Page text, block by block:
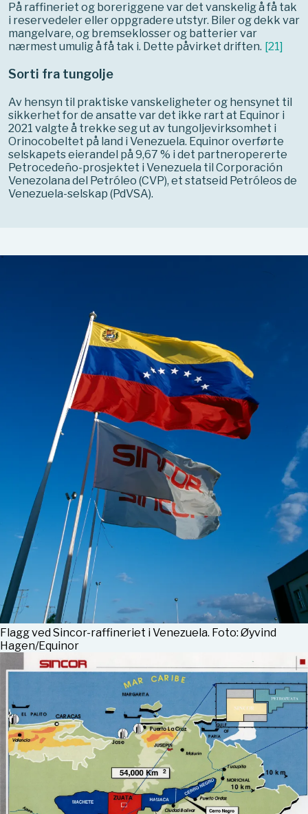
På raffineriet og boreriggene var det vanskelig å få tak
i reservedeler eller oppgradere utstyr. Biler og dekk var
mangelvare, og bremseklosser og batterier var
nærmest umulig å få tak i. Dette påvirket driften. [21]
Sorti fra tungolje
Av hensyn til praktiske vanskeligheter og hensynet til
sikkerhet for de ansatte var det ikke rart at Equinor i
2021 valgte å trekke seg ut av tungoljevirksomhet i
Orinocobeltet på land i Venezuela. Equinor overførte
selskapets eierandel på 9,67 % i det partneropererte
Petrocedeño-prosjektet i Venezuela til Corporación
Venezolana del Petróleo (CVP), et statseid Petróleos de
Venezuela-selskap (PdVSA).
Flagg ved Sincor-raffineriet i Venezuela. Foto: Øyvind
Hagen/Equinor